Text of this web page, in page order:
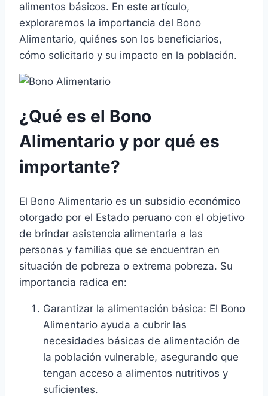
alimentos básicos. En este artículo,
exploraremos la importancia del Bono
Alimentario, quiénes son los beneficiarios,
cómo solicitarlo y su impacto en la población.
¿Qué es el Bono
Alimentario y por qué es
importante?
El Bono Alimentario es un subsidio económico
otorgado por el Estado peruano con el objetivo
de brindar asistencia alimentaria a las
personas y familias que se encuentran en
situación de pobreza o extrema pobreza. Su
importancia radica en:
Garantizar la alimentación básica: El Bono
Alimentario ayuda a cubrir las
necesidades básicas de alimentación de
la población vulnerable, asegurando que
tengan acceso a alimentos nutritivos y
suficientes.